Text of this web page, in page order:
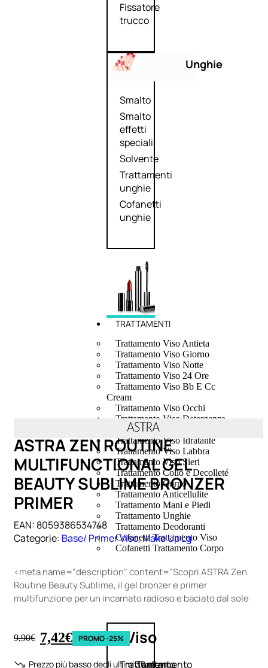
Fissatore
trucco
Unghie
Smalto
Smalto
effetti
speciali
Solvente
Trattamenti
unghie
Cofanetti
unghie
TRATTAMENTI
Trattamento Viso Antieta
Trattamento Viso Giorno
Trattamento Viso Notte
Trattamento Viso 24 Ore
Trattamento Viso Bb E Cc
Cream
Trattamento Viso Occhi
Trattamento Viso Detergenza
Trattamento Viso Maschere
Trattamento Viso Idratante
Trattamento Viso Labbra
Trattamento Viso Sieri
Trattamento Collo e Decolleté
Trattamento Corpo
Trattamento Anticellulite
Trattamento Mani e Piedi
Trattamento Unghie
Trattamento Deodoranti
Cofanetti Trattamento Viso
Cofanetti Trattamento Corpo
Viso
Trattamento
Trattamento
ASTRA ZEN ROUTINE
MULTIFUNCTIONAL GEL
BEAUTY SUBLIME BRONZER
PRIMER
EAN: 8059386534748
Categorie: Base/ Primer Viso,Make Up Lg
<meta name="description" content="Scopri ASTRA Zen
Routine Beauty Sublime, il gel bronzer e primer
multifunzione per un incarnato radioso e baciato dal sole
9,90€ 7,42€ PROMO -25%
Prezzo più basso degli ultimi 30 giorni: